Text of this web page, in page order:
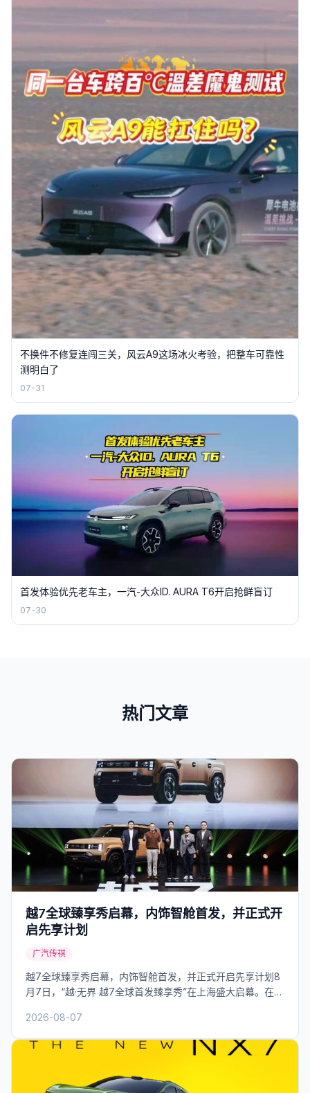
不换件不修复连闯三关，风云A9这场冰火考验，把整车可靠性
测明白了
07-31
首发体验优先老车主，一汽-大众ID. AURA T6开启抢鲜盲订
07-30
热门文章
越7全球臻享秀启幕，内饰智舱首发，并正式开
启先享计划
广汽传祺
越7全球臻享秀启幕，内饰智舱首发，并正式开启先享计划8
月7日，“越·无界 越7全球首发臻享秀”在上海盛大启幕。在本
体现以八边形为核心元素的设计体系...
2026-08-07